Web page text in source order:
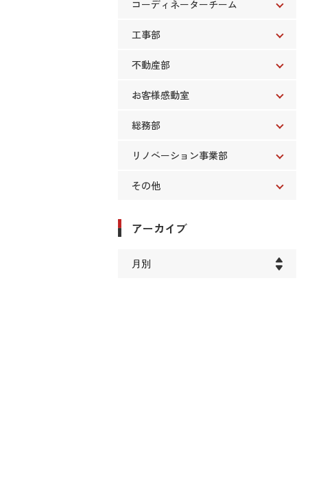
コーディネーターチーム
工事部
不動産部
お客様感動室
総務部
リノベーション事業部
その他
アーカイブ